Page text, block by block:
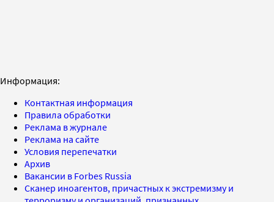
Информация:
Контактная информация
Правила обработки
Реклама в журнале
Реклама на сайте
Условия перепечатки
Архив
Вакансии в Forbes Russia
Сканер иноагентов, причастных к экстремизму и